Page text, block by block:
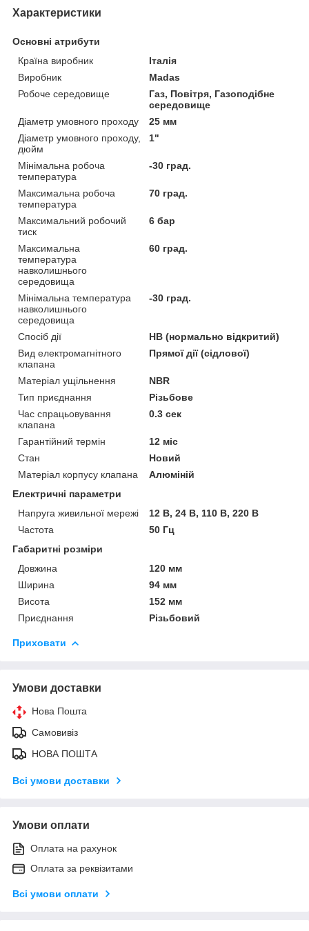
Характеристики
Основні атрибути
Країна виробник
Італія
Виробник
Madas
Робоче середовище
Газ, Повітря, Газоподібне
середовище
Діаметр умовного проходу
25 мм
Діаметр умовного проходу,
дюйм
1"
Мінімальна робоча
температура
-30 град.
Максимальна робоча
температура
70 град.
Максимальний робочий
тиск
6 бар
Максимальна
температура
навколишнього
середовища
60 град.
Мінімальна температура
навколишнього
середовища
-30 град.
Спосіб дії
НВ (нормально відкритий)
Вид електромагнітного
клапана
Прямої дії (сідлової)
Матеріал ущільнення
NBR
Тип приєднання
Різьбове
Час спрацьовування
клапана
0.3 сек
Гарантійний термін
12 міс
Стан
Новий
Матеріал корпусу клапана
Алюміній
Електричні параметри
Напруга живильної мережі
12 В, 24 В, 110 В, 220 В
Частота
50 Гц
Габаритні розміри
Довжина
120 мм
Ширина
94 мм
Висота
152 мм
Приєднання
Різьбовий
Приховати
Умови доставки
Нова Пошта
Самовивіз
НОВА ПОШТА
Всі умови доставки
Умови оплати
Оплата на рахунок
Оплата за реквізитами
Всі умови оплати